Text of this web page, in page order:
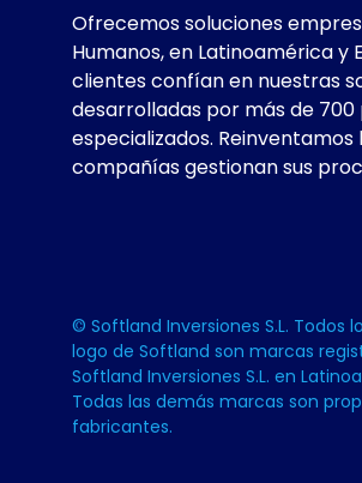
Ofrecemos soluciones
Humanos, en Latinoamérica y
clientes confían en nuestras
desarrolladas por más de
especializados.
compañías gestionan sus
© Softland Inversiones S.L. Todos
logo de Softland son marcas
Softland Inversiones S.L. en
Todas las demás marcas son
fabricantes.